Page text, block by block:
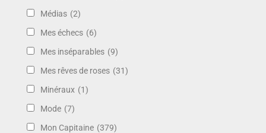
Médias (2)
Mes échecs (6)
Mes inséparables (9)
Mes rêves de roses (31)
Minéraux (1)
Mode (7)
Mon Capitaine (379)